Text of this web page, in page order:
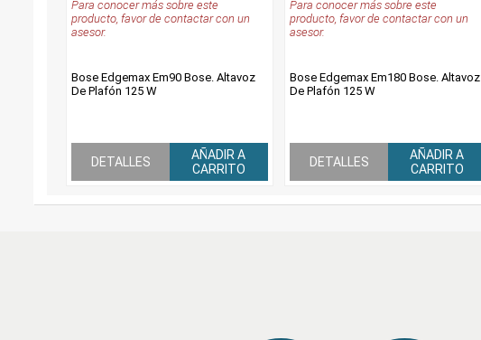
Para conocer más sobre este
producto, favor de contactar con un
asesor.
Bose Edgemax Em90 Bose. Altavoz
De Plafón 125 W
DETALLES
AÑADIR A
CARRITO
Para conocer más sobre este
producto, favor de contactar con un
asesor.
Bose Edgemax Em180 Bose. Altavoz
De Plafón 125 W
DETALLES
AÑADIR A
CARRITO